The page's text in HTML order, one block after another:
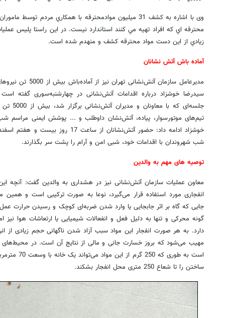
وی با اشاره به کشف 31 ميليون موادمحترقه با همکاري مردم
محترقه اي که افراد تهيه مي کنند استاندارد نيست. در اين راستا پليس
زيادي از اين دست مواد محترقه کشف و منهدم شده است.
آماده باش آتش نشانان
مدیرعامل سازمان
سیدرضا خوشزاد درباره اقدامات آتش‌نشانی در چهارشنبه‌سوری گفته
جلسه‌ای
تیم‌های موتورسوار، پیاده، آتش‌نشان داوطلب و ... پوشش ایمنی مراسم
خوشزاد ادامه داد: حضور آتش‌نشانان از
شب شهروندان با اقدامات خود، شبی امن و آرام را پشت سر بگذارند.
توصیه های مهم به والدین
معاون عملیات سازمان آتش‌نشانی نیز در هشداری به والدین گفت: آنچه
انفجاری مورد استفاده قرار می‌گیرد، نوعا به صورت ترکیبی است و
جایی که گاه بر اثر جابجایی یا وارد شدن ضربه‌ای کوچک و رسیدن حرارت
گونه محرکی و تنها به دلیل فعل و انفعالات شیمیایی یا ارتعاشات هوا
دارد. به هر صورت انفجار این مواد سبب آزاد شدن ناگهانی حجم زیادی از
مهیب می‌شود که بروز خسارت جانی و مالی از نتایج آن است. در محیط‌های
است به طوری
ساختن را تا شعاع 250 متری محل انفجار بشکند.